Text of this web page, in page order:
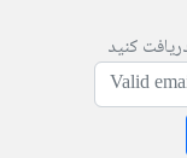
کنید